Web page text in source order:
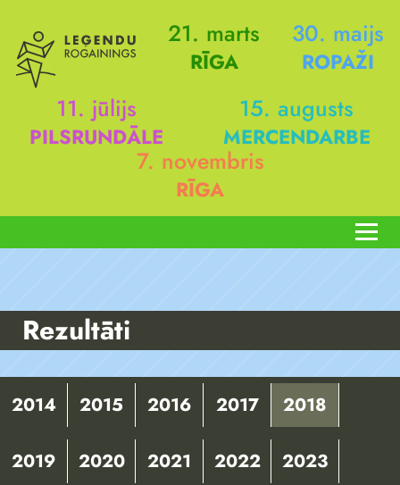
21. marts
RĪGA
30. maijs
ROPAŽI
11. jūlijs
PILSRUNDĀLE
15. augusts
MERCENDARBE
7. novembris
RĪGA
Rezultāti
2014 2015 2016 2017 2018
2019 2020 2021 2022 2023